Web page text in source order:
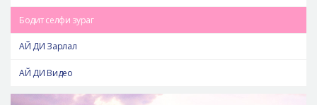
Бодит селфи зураг
АЙ ДИ Зарлал
АЙ ДИ Видео